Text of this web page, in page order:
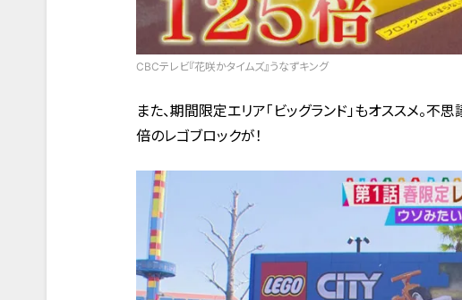
CBCテレビ『花咲かタイムズ』うなずキング
また、期間限定エリア「ビッグランド」もオススメ。
倍のレゴブロックが！